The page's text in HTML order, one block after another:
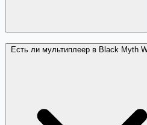
Игра получила рейтинг
Steam. Высокие оценки на
бои и дизайн боссов.
Есть ли мультиплеер в Black Myth